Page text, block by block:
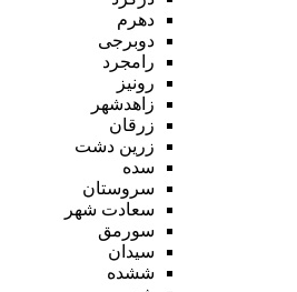
دهرم
دوبرجی
رامجرد
رونیز
زاهدشهر
زرقان
زرین دشت
سده
سروستان
سعادت شهر
سورمق
سیدان
ششده